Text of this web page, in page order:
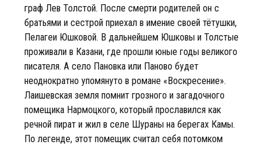
граф Лев Толстой. После смерти родителей он с
братьями и сестрой приехал в имение своей тётушки,
Пелагеи Юшковой. В дальнейшем Юшковы и Толстые
проживали в Казани, где прошли юные годы великого
писателя. А село Пановка или Паново будет
неоднократно упомянуто в романе «Воскресение».
Лаишевская земля помнит грозного и загадочного
помещика Нармоцкого, который прославился как
речной пират и жил в селе Шураны на берегах Камы.
По легенде, этот помещик считал себя потомком